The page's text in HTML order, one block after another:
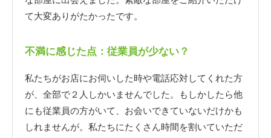
て大変ありがたかったです。
不満に感じた点：従業員が少ない？
私たちがお店にお伺いした時や電話応対してくれた方
が、全部で２人しかいませんでした。もしかしたら他
にも従業員の方がいて、お会いできていないだけかも
しれませんが。私たちにたくさん時間を割いていただ